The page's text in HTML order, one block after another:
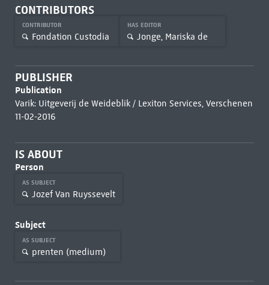
CONTRIBUTORS
CONTRIBUTOR
Fondation Custodia
HAS EDITOR
Jonge, Mariska de
PUBLISHER
Publication
Varik: Uitgeverij de Weideblik / Lexiton Services, Verschenen
11-02-2016
IS ABOUT
Person
AS SUBJECT
Jozef Van Ruyssevelt
Subject
AS SUBJECT
prenten (medium)